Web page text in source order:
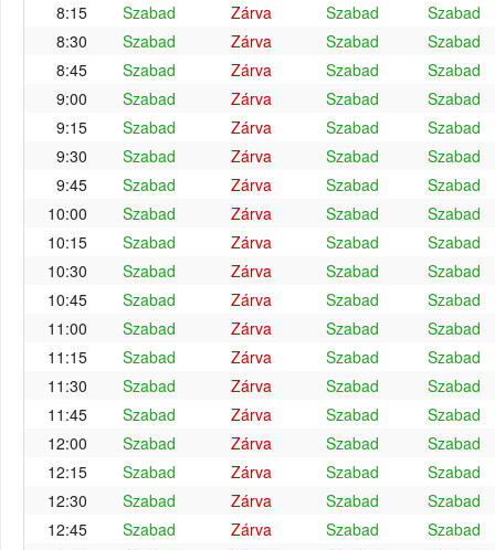
8:15
Szabad Zárva Szabad
Szabad
8:30
Szabad Zárva Szabad
Szabad
8:45
Szabad Zárva Szabad
Szabad
9:00
Szabad Zárva Szabad
Szabad
9:15
Szabad Zárva Szabad
Szabad
9:30
Szabad Zárva Szabad
Szabad
9:45
Szabad Zárva Szabad
Szabad
10:00
Szabad Zárva Szabad
Szabad
10:15
Szabad Zárva Szabad
Szabad
10:30
Szabad Zárva Szabad
Szabad
10:45
Szabad Zárva Szabad
Szabad
11:00
Szabad Zárva Szabad
Szabad
11:15
Szabad Zárva Szabad
Szabad
11:30
Szabad Zárva Szabad
Szabad
11:45
Szabad Zárva Szabad
Szabad
12:00
Szabad Zárva Szabad
Szabad
12:15
Szabad Zárva Szabad
Szabad
12:30
Szabad Zárva Szabad
Szabad
12:45
Szabad Zárva Szabad
Szabad